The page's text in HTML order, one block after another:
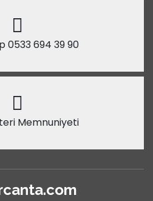
0533 694 39 90
Memnuniyeti